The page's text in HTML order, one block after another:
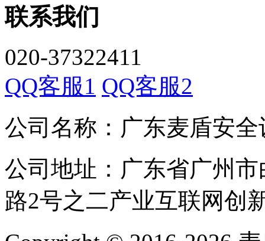
联系我们
020-37322411
QQ客服1 QQ客服2
公司名称：广东麦盾安
公司地址：广东省广州
路2号之二产业互联网创